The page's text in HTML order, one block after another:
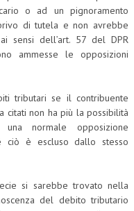
o ad un pignoramento
di tutela e non avrebbe
sensi dell’art. 57 del DPR
ammesse le opposizioni
tributari se il contribuente
citati non ha più la possibilità
normale opposizione
ciò è escluso dallo stesso
si sarebbe trovato nella
del debito tributario